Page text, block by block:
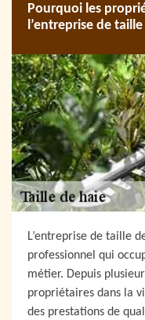
Pourquoi les
l’entreprise de
L’entreprise de taille
professionnel qui
métier. Depuis
propriétaires dans la
des prestations de